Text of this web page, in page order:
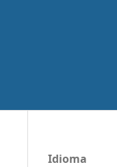
Idioma